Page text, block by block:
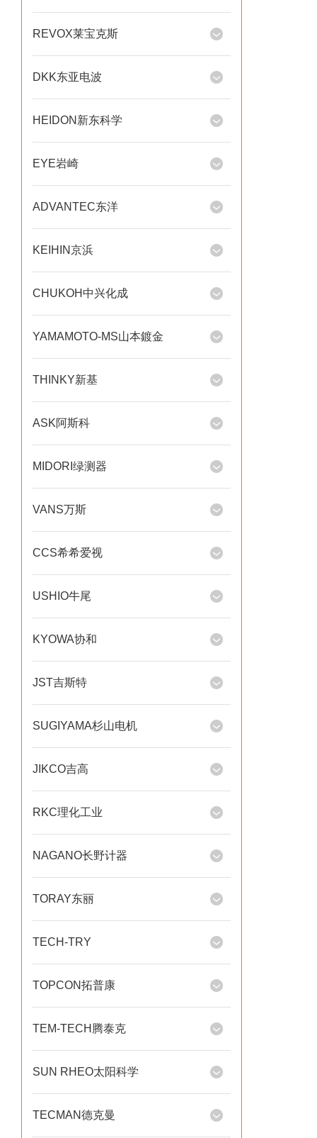
REVOX莱宝克斯
DKK东亚电波
HEIDON新东科学
EYE岩崎
ADVANTEC东洋
KEIHIN京浜
CHUKOH中兴化成
YAMAMOTO-MS山本鍍金
THINKY新基
ASK阿斯科
MIDORI绿测器
VANS万斯
CCS希希爱视
USHIO牛尾
KYOWA协和
JST吉斯特
SUGIYAMA杉山电机
JIKCO吉高
RKC理化工业
NAGANO长野计器
TORAY东丽
TECH-TRY
TOPCON拓普康
TEM-TECH腾泰克
SUN RHEO太阳科学
TECMAN德克曼